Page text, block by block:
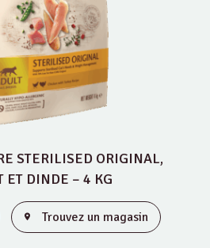
STERILISED ORIGINAL,
ET DINDE – 4 KG
Trouvez un magasin